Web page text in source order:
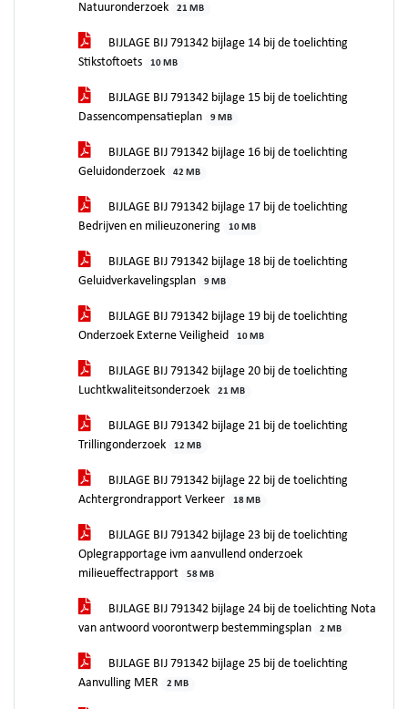
Natuuronderzoek
21 MB
BIJLAGE BIJ 791342 bijlage 14 bij de toelichting
Stikstoftoets
10 MB
BIJLAGE BIJ 791342 bijlage 15 bij de toelichting
Dassencompensatieplan
9 MB
BIJLAGE BIJ 791342 bijlage 16 bij de toelichting
Geluidonderzoek
42 MB
BIJLAGE BIJ 791342 bijlage 17 bij de toelichting
Bedrijven en milieuzonering
10 MB
BIJLAGE BIJ 791342 bijlage 18 bij de toelichting
Geluidverkavelingsplan
9 MB
BIJLAGE BIJ 791342 bijlage 19 bij de toelichting
Onderzoek Externe Veiligheid
10 MB
BIJLAGE BIJ 791342 bijlage 20 bij de toelichting
Luchtkwaliteitsonderzoek
21 MB
BIJLAGE BIJ 791342 bijlage 21 bij de toelichting
Trillingonderzoek
12 MB
BIJLAGE BIJ 791342 bijlage 22 bij de toelichting
Achtergrondrapport Verkeer
18 MB
BIJLAGE BIJ 791342 bijlage 23 bij de toelichting
Oplegrapportage ivm aanvullend onderzoek
milieueffectrapport
58 MB
BIJLAGE BIJ 791342 bijlage 24 bij de toelichting Nota
van antwoord voorontwerp bestemmingsplan
2 MB
BIJLAGE BIJ 791342 bijlage 25 bij de toelichting
Aanvulling MER
2 MB